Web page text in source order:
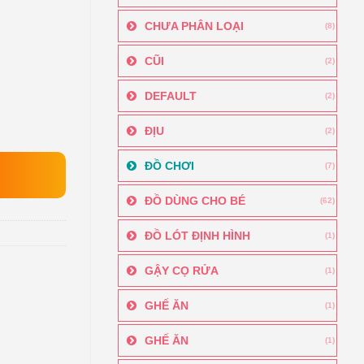
CHƯA PHÂN LOẠI (8)
CŨI (2)
DEFAULT (2)
ĐỊU (2)
ĐỒ CHƠI (7)
ĐỒ DÙNG CHO BÉ (62)
ĐỒ LÓT ĐỊNH HÌNH (1)
GẬY CỌ RỬA (1)
GHẾ ĂN (1)
GHẾ ĂN (1)